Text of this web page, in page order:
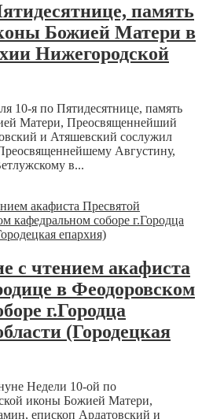
память
Божией Матери в
Нижегородской
10-я по Пятидесятнице, память
Матери, Преосвященнейший
и Атяшевский сослужил
Августину,
в...
с чтением акафиста
в Феодоровском
г.Городца
(Городецкая
Недели 10-ой по
иконы Божией Матери,
епископ Ардатовский и